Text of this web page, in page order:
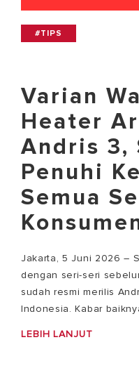
#TIPS
Varian
Heater
Andris 3,
Penuhi
Semua
Jakarta, 5 Juni 2026 –
dengan seri-seri
sudah resmi merilis
Indonesia. Kabar
LEBIH LANJUT